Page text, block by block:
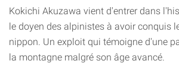
Kokichi Akuzawa vient d'entrer dans
le doyen des alpinistes à avoir conquis
nippon. Un exploit qui témoigne d'une
la montagne malgré son âge avancé.